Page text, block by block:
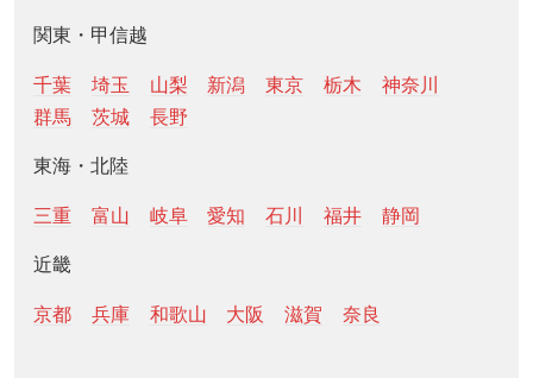
関東・甲信越
千葉 埼玉 山梨 新潟 東京 栃木
神奈川
群馬
茨城 長野
東海・北陸
三重 富山 岐阜 愛知 石川 福井 静岡
近畿
京都 兵庫 和歌山 大阪 滋賀 奈良